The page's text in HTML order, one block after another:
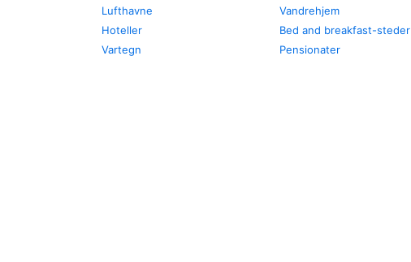
Lufthavne
Hoteller
Vartegn
Vandrehjem
Bed and breakfast-steder
Pensionater